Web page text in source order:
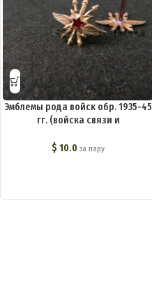
Эмблемы рода войск обр. 1935-45
гг. (войска связи и
родах войск) M3-064-Z
$ 10.0 за пару